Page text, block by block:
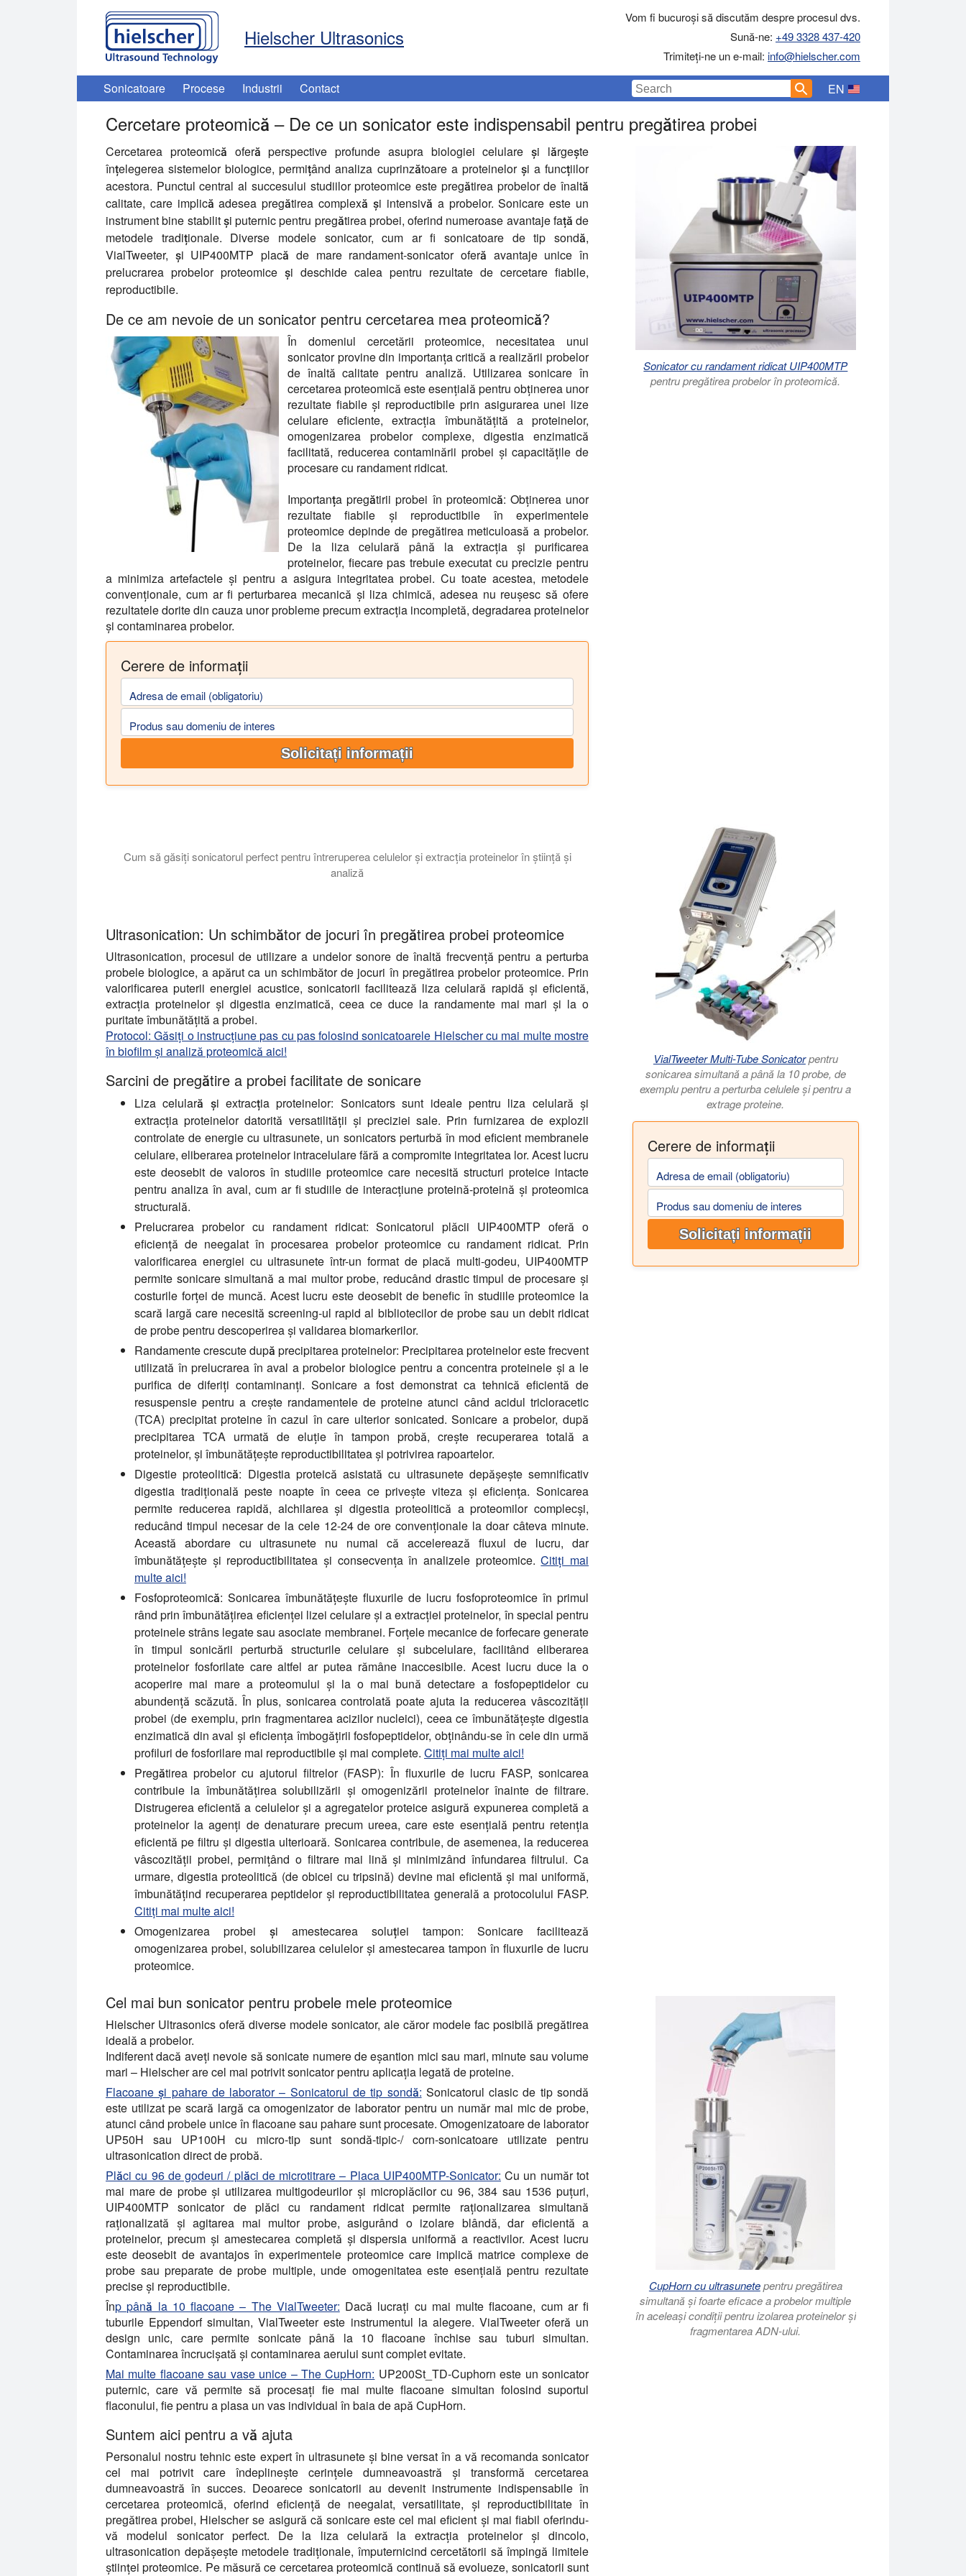
Hielscher Ultrasonics
Vom fi bucuroși să discutăm despre procesul dvs.
Sună-ne: +49 3328 437-420
Trimiteți-ne un e-mail: info@hielscher.com
Sonicatoare Procese Industrii Contact EN
Cercetare proteomică – De ce un sonicator este indispensabil pentru pregătirea probei
Cercetarea proteomică oferă perspective profunde asupra biologiei celulare și lărgește
înțelegerea sistemelor biologice, permițând analiza cuprinzătoare a proteinelor și a funcțiilor
acestora. Punctul central al succesului studiilor proteomice este pregătirea probelor de înaltă
calitate, care implică adesea pregătirea complexă și intensivă a probelor. Sonicare este un
instrument bine stabilit și puternic pentru pregătirea probei, oferind numeroase avantaje față de
metodele tradiționale. Diverse modele sonicator, cum ar fi sonicatoare de tip sondă,
VialTweeter, și UIP400MTP placă de mare randament-sonicator oferă avantaje unice în
prelucrarea probelor proteomice și deschide calea pentru rezultate de cercetare fiabile,
reproductibile.
De ce am nevoie de un sonicator pentru cercetarea mea proteomică?
În domeniul cercetării proteomice, necesitatea unui
sonicator provine din importanța critică a realizării probelor
de înaltă calitate pentru analiză. Utilizarea sonicare în
cercetarea proteomică este esențială pentru obținerea unor
rezultate fiabile și reproductibile prin asigurarea unei lize
celulare eficiente, extracția îmbunătățită a proteinelor,
omogenizarea probelor complexe, digestia enzimatică
facilitată, reducerea contaminării probei și capacitățile de
procesare cu randament ridicat.
Importanța pregătirii probei în proteomică: Obținerea unor
rezultate fiabile și reproductibile în experimentele
proteomice depinde de pregătirea meticuloasă a probelor.
De la liza celulară până la extracția și purificarea
proteinelor, fiecare pas trebuie executat cu precizie pentru
a minimiza artefactele și pentru a asigura integritatea probei. Cu toate acestea, metodele
convenționale, cum ar fi perturbarea mecanică și liza chimică, adesea nu reușesc să ofere
rezultatele dorite din cauza unor probleme precum extracția incompletă, degradarea proteinelor
și contaminarea probelor.
Cerere de informații
Adresa de email (obligatoriu)
Produs sau domeniu de interes
Solicitați informații
Sonicator cu randament ridicat UIP400MTP
pentru pregătirea probelor în proteomică.
Cum să găsiți sonicatorul perfect pentru întreruperea celulelor și extracția proteinelor în știință și
analiză
Acest tutorial explică ce tip de sonicator este cel mai bun pentru sarcinile de pregătire a probei, cum ar fi liza, întreruperea celulelor, izolarea proteinelor,
Ultrasonication: Un schimbător de jocuri în pregătirea probei proteomice
Ultrasonication, procesul de utilizare a undelor sonore de înaltă frecvență pentru a perturba
probele biologice, a apărut ca un schimbător de jocuri în pregătirea probelor proteomice. Prin
valorificarea puterii energiei acustice, sonicatorii facilitează liza celulară rapidă și eficientă,
extracția proteinelor și digestia enzimatică, ceea ce duce la randamente mai mari și la o
puritate îmbunătățită a probei.
Protocol: Găsiți o instrucțiune pas cu pas folosind sonicatoarele Hielscher cu mai multe mostre
în biofilm și analiză proteomică aici!
Sarcini de pregătire a probei facilitate de sonicare
Liza celulară și extracția proteinelor: Sonicators sunt ideale pentru liza celulară și
extracția proteinelor datorită versatilității și preciziei sale. Prin furnizarea de explozii
controlate de energie cu ultrasunete, un sonicators perturbă în mod eficient membranele
celulare, eliberarea proteinelor intracelulare fără a compromite integritatea lor. Acest lucru
este deosebit de valoros în studiile proteomice care necesită structuri proteice intacte
pentru analiza în aval, cum ar fi studiile de interacțiune proteină-proteină și proteomica
structurală.
Prelucrarea probelor cu randament ridicat: Sonicatorul plăcii UIP400MTP oferă o
eficiență de neegalat în procesarea probelor proteomice cu randament ridicat. Prin
valorificarea energiei cu ultrasunete într-un format de placă multi-godeu, UIP400MTP
permite sonicare simultană a mai multor probe, reducând drastic timpul de procesare și
costurile forței de muncă. Acest lucru este deosebit de benefic în studiile proteomice la
scară largă care necesită screening-ul rapid al bibliotecilor de probe sau un debit ridicat
de probe pentru descoperirea și validarea biomarkerilor.
Randamente crescute după precipitarea proteinelor: Precipitarea proteinelor este frecvent
utilizată în prelucrarea în aval a probelor biologice pentru a concentra proteinele și a le
purifica de diferiți contaminanți. Sonicare a fost demonstrat ca tehnică eficientă de
resuspensie pentru a crește randamentele de proteine atunci când acidul tricloracetic
(TCA) precipitat proteine în cazul în care ulterior sonicated. Sonicare a probelor, după
precipitarea TCA urmată de eluție în tampon probă, crește recuperarea totală a
proteinelor, și îmbunătățește reproductibilitatea și potrivirea rapoartelor.
Digestie proteolitică: Digestia proteică asistată cu ultrasunete depășește semnificativ
digestia tradițională peste noapte în ceea ce privește viteza și eficiența. Sonicarea
permite reducerea rapidă, alchilarea și digestia proteolitică a proteomilor complecși,
reducând timpul necesar de la cele 12-24 de ore convenționale la doar câteva minute.
Această abordare cu ultrasunete nu numai că accelerează fluxul de lucru, dar
îmbunătățește și reproductibilitatea și consecvența în analizele proteomice.Citiți mai
multe aici!
Fosfoproteomică: Sonicarea îmbunătățește fluxurile de lucru fosfoproteomice în primul
rând prin îmbunătățirea eficienței lizei celulare și a extracției proteinelor, în special pentru
proteinele strâns legate sau asociate membranei. Forțele mecanice de forfecare generate
în timpul sonicării perturbă structurile celulare și subcelulare, facilitând eliberarea
proteinelor fosforilate care altfel ar putea rămâne inaccesibile. Acest lucru duce la o
acoperire mai mare a proteomului și la o mai bună detectare a fosfopeptidelor cu
abundență scăzută. În plus, sonicarea controlată poate ajuta la reducerea vâscozității
probei (de exemplu, prin fragmentarea acizilor nucleici), ceea ce îmbunătățește digestia
enzimatică din aval și eficiența îmbogățirii fosfopeptidelor, obținându-se în cele din urmă
profiluri de fosforilare mai reproductibile și mai complete. Citiți mai multe aici!
Pregătirea probelor cu ajutorul filtrelor (FASP): În fluxurile de lucru FASP, sonicarea
contribuie la îmbunătățirea solubilizării și omogenizării proteinelor înainte de filtrare.
Distrugerea eficientă a celulelor și a agregatelor proteice asigură expunerea completă a
proteinelor la agenți de denaturare precum ureea, care este esențială pentru retenția
eficientă pe filtru și digestia ulterioară. Sonicarea contribuie, de asemenea, la reducerea
vâscozității probei, permițând o filtrare mai lină și minimizând înfundarea filtrului. Ca
urmare, digestia proteolitică (de obicei cu tripsină) devine mai eficientă și mai uniformă,
îmbunătățind recuperarea peptidelor și reproductibilitatea generală a protocolului FASP.
Citiți mai multe aici!
Omogenizarea probei și amestecarea soluției tampon: Sonicare facilitează
omogenizarea probei, solubilizarea celulelor și amestecarea tampon în fluxurile de lucru
proteomice.
VialTweeter Multi-Tube Sonicatorpentru
sonicarea simultană a până la 10 probe, de
exemplu pentru a perturba celulele și pentru a
extrage proteine.
Cerere de informații
Adresa de email (obligatoriu)
Produs sau domeniu de interes
Solicitați informații
Cel mai bun sonicator pentru probele mele proteomice
Hielscher Ultrasonics oferă diverse modele sonicator, ale căror modele fac posibilă pregătirea
ideală a probelor.
Indiferent dacă aveți nevoie să sonicate numere de eșantion mici sau mari, minute sau volume
mari – Hielscher are cel mai potrivit sonicator pentru aplicația legată de proteine.
Flacoane și pahare de laborator – Sonicatorul de tip sondă: Sonicatorul clasic de tip sondă
este utilizat pe scară largă ca omogenizator de laborator pentru un număr mai mic de probe,
atunci când probele unice în flacoane sau pahare sunt procesate. Omogenizatoare de laborator
UP50H sau UP100H cu micro-tip sunt sondă-tipic-/ corn-sonicatoare utilizate pentru
ultrasonication direct de probă.
Plăci cu 96 de godeuri / plăci de microtitrare – Placa UIP400MTP-Sonicator: Cu un număr tot
mai mare de probe și utilizarea multigodeurilor și microplăcilor cu 96, 384 sau 1536 puțuri,
UIP400MTP sonicator de plăci cu randament ridicat permite raționalizarea simultană
raționalizată și agitarea mai multor probe, asigurând o izolare blândă, dar eficientă a
proteinelor, precum și amestecarea completă și dispersia uniformă a reactivilor. Acest lucru
este deosebit de avantajos în experimentele proteomice care implică matrice complexe de
probe sau preparate de probe multiple, unde omogenitatea este esențială pentru rezultate
precise și reproductibile.
Înp până la 10 flacoane – The VialTweeter: Dacă lucrați cu mai multe flacoane, cum ar fi
tuburile Eppendorf simultan, VialTweeter este instrumentul la alegere. VialTweeter oferă un
design unic, care permite sonicate până la 10 flacoane închise sau tuburi simultan.
Contaminarea încrucișată și contaminarea aerului sunt complet evitate.
Mai multe flacoane sau vase unice – The CupHorn: UP200St_TD-Cuphorn este un sonicator
puternic, care vă permite să procesați fie mai multe flacoane simultan folosind suportul
flaconului, fie pentru a plasa un vas individual în baia de apă CupHorn.
Suntem aici pentru a vă ajuta
Personalul nostru tehnic este expert în ultrasunete și bine versat în a vă recomanda sonicator
cel mai potrivit care îndeplinește cerințele dumneavoastră și transformă cercetarea
dumneavoastră în succes. Deoarece sonicatorii au devenit instrumente indispensabile în
cercetarea proteomică, oferind eficiență de neegalat, versatilitate, și reproductibilitate în
pregătirea probei, Hielscher se asigură că sonicare este cel mai eficient și mai fiabil oferindu-
vă modelul sonicator perfect. De la liza celulară la extracția proteinelor și dincolo,
ultrasonication depășește metodele tradiționale, împuternicind cercetătorii să împingă limitele
științei proteomice. Pe măsură ce cercetarea proteomică continuă să evolueze, sonicatorii sunt
CupHorn cu ultrasunetepentru pregătirea
simultană și foarte eficace a probelor multiple
în aceleași condiții pentru izolarea proteinelor și
fragmentarea ADN-ului.